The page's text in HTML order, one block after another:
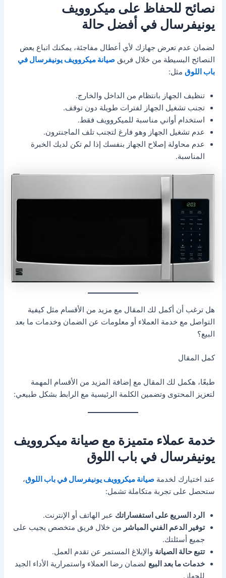
نصائح للحفاظ على ميكروويف
يونيفرسال في أفضل حالة
لضمان عدم تعرض جهازك لأي أعطال مفاجئة، يمكنك اتباع بعض
النصائح البسيطة من خلال فريقصيانة ميكروويف يونيفرسال في
باب اللوق مثل:
تنظيف الجهاز بانتظام من الداخل والخارج.
تجنب تشغيل الجهاز لفترات طويلة دون توقف.
استخدام أواني مناسبة للميكروويف فقط.
عدم تشغيل الجهاز وهو فارغ لتجنب تلف الماجنترون.
عدم محاولة إصلاح الجهاز بنفسك إذا لم تكن لديك الخبرة
المناسبة.
هل ترغب أن أكمل لك المقال مع مزيد من الأقسام مثل كيفية
التواصل مع خدمة العملاء أو معلومات عن الضمان وخدمات ما بعد
البيع؟
كمل المقال
طبعًا، هكمل لك المقال مع إضافة المزيد من الأقسام المهمة
لتعزيز المحتوى وتضمين الكلمة الرئيسية مع الرابط بشكل طبيعي:
خدمة عملاء متميزة مع صيانة ميكروويف
يونيفرسال في باب اللوق
عند اختيارك لخدمةصيانة ميكروويف يونيفرسال في باب اللوق،
ستحصل على تجربة متكاملة تشمل:
الرد السريع على استفساراتك عبر الهاتف أو الإنترنت.
توفير الدعم الفني المباشر من خلال فريق متخصص يجيب على
جميع أسئلتك.
تتبع حالة الصيانة والإبلاغ المستمر عن تقدم العمل.
خدمات ما بعد البيع لضمان رضا العملاء واستمرارية الأداء الجيد